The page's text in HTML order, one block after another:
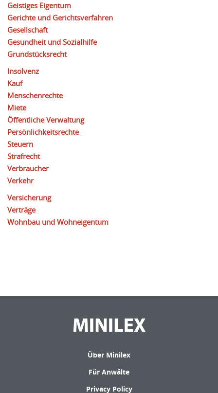
Geistiges Eigentum
Gerichte und Gerichtsverfahren
Gesellschaft
Gesundheit und Sozialhilfe
Grundstücksrecht
Insolvenz
Kauf
Menschenrechte
Miete
Öffentliche Verwaltung
Persönlichkeitsrechte
Steuern
Strafrecht
Verbraucher
Verkehr
Versicherung
Verträge
Wohnbau und Wohneigentum
Über Minilex
Für Anwälte
Privacy Policy